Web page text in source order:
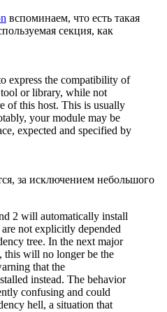
вспоминаем, что есть такая
секция, как
express the compatibility of
or library, while not
of this host. This is usually
your module may be
expected and specified by
за исключением небольшого
2 will automatically install
not explicitly depended
tree. In the next major
this will no longer be the
that the
instead. The behavior
confusing and could
hell, a situation that